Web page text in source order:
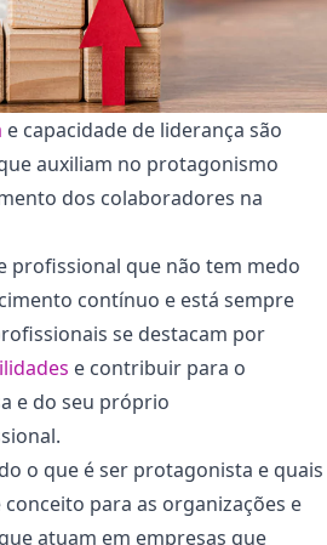
e capacidade de liderança são
auxiliam no protagonismo
dos colaboradores na
profissional que não tem medo
contínuo e está sempre
se destacam por
e contribuir para o
e do seu próprio
o que é ser protagonista e quais
para as organizações e
atuam em empresas que